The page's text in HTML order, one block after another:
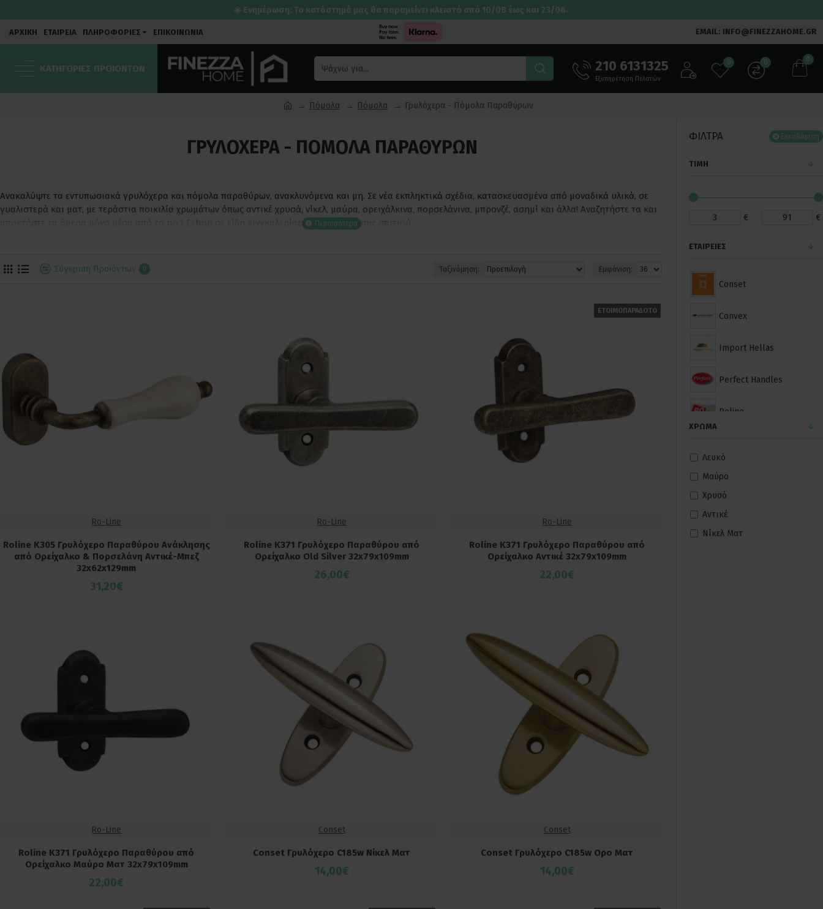
☀️ Ενημέρωση: Το κατάστημά μας θα παραμείνει κλειστό από 10/08 έως και 23/08.
ΑΡΧΙΚΗ ΕΤΑΙΡΕΙΑ ΠΛΗΡΟΦΟΡΙΕΣ ΕΠΙΚΟΙΝΩΝΙΑ EMAIL: INFO@FINEZZAHOME.GR
ΚΑΤΗΓΟΡΙΕΣ ΠΡΟΙΟΝΤΩΝ 210 6131325
Εξυπηρέτηση Πελατών
0 0 0
Πόμολα Πόμολα Γρυλόχερα - Πόμολα Παραθύρων
ΓΡΥΛΌΧΕΡΑ - ΠΌΜΟΛΑ ΠΑΡΑΘΎΡΩΝ
Ανακαλύψτε τα εντυπωσιακά γρυλόχερα και πόμολα παραθύρων, ανακλυνόμενα και μη. Σε νέα εκπληκτικά σχέδια, κατασκευασμένα από μοναδικά υλικά, σε
γυαλιστερά και ματ, με τεράστια ποικιλία χρωμάτων όπως αντικέ χρυσά, νίκελ, μαύρα, ορειχάλκινα, πορσελάνινα, μπρονζέ, ασημί και άλλα! Αναζητήστε τα και
αποκτήστε τα άμεσα μόνο μέσα από το no.1 Eshop σε είδη κινγκαλερίας και διακόσμησης σπιτιού.
Σύγκριση Προϊόντων 0 Ταξινόμηση: Εμφάνιση:
Ro-Line
Roline Κ305 Γρυλόχερο Παραθύρου Ανάκλησης
από Ορείχαλκο & Πορσελάνη Αντικέ-Μπεζ
32x62x129mm
31,20€
Ro-Line
Roline Κ371 Γρυλόχερο Παραθύρου από
Ορείχαλκο Old Silver 32x79x109mm
26,00€
ΕΤΟΙΜΟΠΑΡΑΔΟΤΟ
Ro-Line
Roline Κ371 Γρυλόχερο Παραθύρου από
Ορείχαλκο Αντικέ 32x79x109mm
22,00€
Ro-Line
Roline Κ371 Γρυλόχερο Παραθύρου από
Ορείχαλκο Μαύρο Ματ 32x79x109mm
22,00€
Conset
Conset Γρυλόχερο C185w Νίκελ Ματ
14,00€
Conset
Conset Γρυλόχερο C185w Ορο Ματ
14,00€
ΦΙΛΤΡΑ Εκκαθάριση
ΤΙΜΉ
€ €
ΕΤΑΙΡΕΊΕΣ
Conset
Convex
Import Hellas
Perfect Handles
Roline
Zogometal
ΧΡΏΜΑ
Λευκό
Μαύρο
Χρυσό
Αντικέ
Νίκελ Ματ